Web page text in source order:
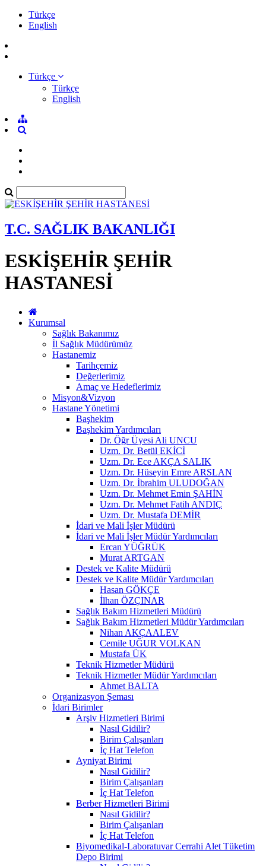
Türkçe
English
Türkçe
Türkçe
English
T.C. SAĞLIK BAKANLIĞI
ESKİŞEHİR ŞEHİR
HASTANESİ
Kurumsal
Sağlık Bakanımız
İl Sağlık Müdürümüz
Hastanemiz
Tarihçemiz
Değerlerimiz
Amaç ve Hedeflerimiz
Misyon&Vizyon
Hastane Yönetimi
Başhekim
Başhekim Yardımcıları
Dr. Öğr Üyesi Ali UNCU
Uzm. Dr. Betül EKİCİ
Uzm. Dr. Ece AKÇA SALIK
Uzm. Dr. Hüseyin Emre ARSLAN
Uzm. Dr. İbrahim ULUDOĞAN
Uzm. Dr. Mehmet Emin ŞAHİN
Uzm. Dr. Mehmet Fatih ANDIÇ
Uzm. Dr. Mustafa DEMİR
İdari ve Mali İşler Müdürü
İdari ve Mali İşler Müdür Yardımcıları
Ercan YÜĞRÜK
Murat ARTGAN
Destek ve Kalite Müdürü
Destek ve Kalite Müdür Yardımcıları
Hasan GÖKÇE
İlhan ÖZÇINAR
Sağlık Bakım Hizmetleri Müdürü
Sağlık Bakım Hizmetleri Müdür Yardımcıları
Nihan AKÇAALEV
Cemile UĞUR VOLKAN
Mustafa ÜK
Teknik Hizmetler Müdürü
Teknik Hizmetler Müdür Yardımcıları
Ahmet BALTA
Organizasyon Şeması
İdari Birimler
Arşiv Hizmetleri Birimi
Nasıl Gidilir?
Birim Çalışanları
İç Hat Telefon
Ayniyat Birimi
Nasıl Gidilir?
Birim Çalışanları
İç Hat Telefon
Berber Hizmetleri Birimi
Nasıl Gidilir?
Birim Çalışanları
İç Hat Telefon
Biyomedikal-Laboratuvar Cerrahi Alet Tüketim
Depo Birimi